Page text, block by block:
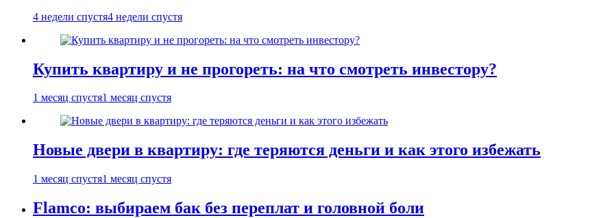
4 недели спустя4 недели спустя
Купить квартиру и не прогореть: на что смотреть инвестору?
1 месяц спустя1 месяц спустя
Новые двери в квартиру: где теряются деньги и как этого избежать
1 месяц спустя1 месяц спустя
Flamco: выбираем бак без переплат и головной боли